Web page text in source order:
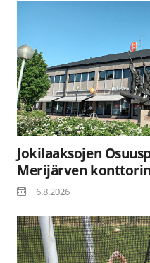
Jokilaaksojen
Merijärven konttorin
6.8.2026